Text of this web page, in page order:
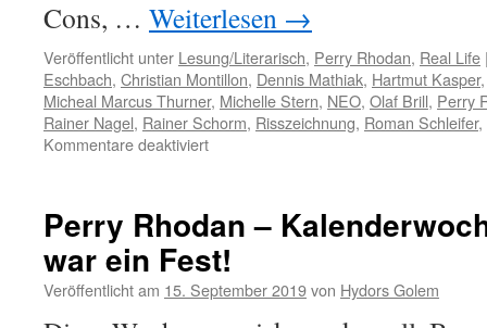
Cons, … Weiterlesen →
Veröffentlicht unter Lesung/Literarisch, Perry Rhodan, Real Life
Eschbach, Christian Montillon, Dennis Mathiak, Hartmut Kasper
Micheal Marcus Thurner, Michelle Stern, NEO, Olaf Brill, Perry
Rainer Nagel, Rainer Schorm, Risszeichnung, Roman Schleifer,
Kommentare deaktiviertfür
Online
Woche
(PROW)
2020
Perry Rhodan –
war ein Fest!
Veröffentlicht am 15. September 2019von Hydors Golem